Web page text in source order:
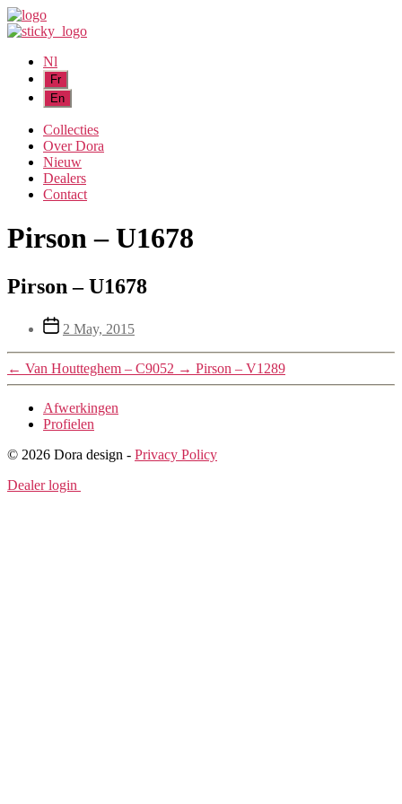
Nl
Collecties
Over Dora
Nieuw
Dealers
Contact
Pirson – U1678
Pirson – U1678
Post
date
2 May, 2015
← Van Houtteghem – C9052 → Pirson – V1289
Afwerkingen
Profielen
© 2026 Dora design - Privacy Policy
Dealer login